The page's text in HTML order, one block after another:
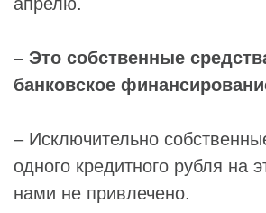
– Это собственные
банковское
– Исключительно
одного кредитного рубля на
нами не привлечено.